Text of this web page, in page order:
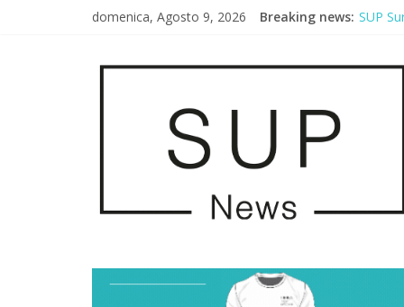
domenica, Agosto 9, 2026 Breaking news: SUP